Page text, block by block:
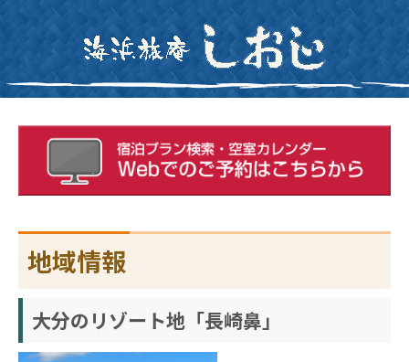
地域情報
大分のリゾート地「長崎鼻」